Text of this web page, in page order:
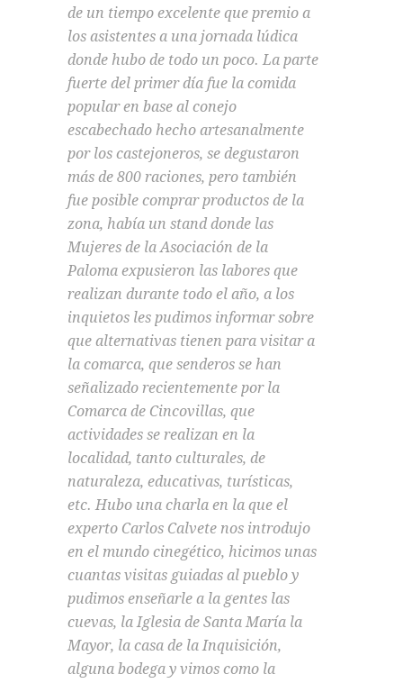
de un tiempo excelente que premio a
los asistentes a una jornada lúdica
donde hubo de todo un poco. La parte
fuerte del primer día fue la comida
popular en base al conejo
escabechado hecho artesanalmente
por los castejoneros, se degustaron
más de 800 raciones, pero también
fue posible comprar productos de la
zona, había un stand donde las
Mujeres de la Asociación de la
Paloma expusieron las labores que
realizan durante todo el año, a los
inquietos les pudimos informar sobre
que alternativas tienen para visitar a
la comarca, que senderos se han
señalizado recientemente por la
Comarca de Cincovillas, que
actividades se realizan en la
localidad, tanto culturales, de
naturaleza, educativas, turísticas,
etc. Hubo una charla en la que el
experto Carlos Calvete nos introdujo
en el mundo cinegético, hicimos unas
cuantas visitas guiadas al pueblo y
pudimos enseñarle a la gentes las
cuevas, la Iglesia de Santa María la
Mayor, la casa de la Inquisición,
alguna bodega y vimos como la